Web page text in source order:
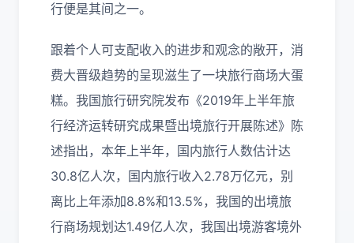
行便是其间之一。
跟着个人可支配收入的进步和观念的敞开，消
费大晋级趋势的呈现滋生了一块旅行商场大蛋
糕。我国旅行研究院发布《2019年上半年旅
行经济运转研究成果暨出境旅行开展陈述》陈
述指出，本年上半年，国内旅行人数估计达
30.8亿人次，国内旅行收入2.78万亿元，别
离比上年添加8.8%和13.5%，我国的出境旅
行商场规划达1.49亿人次，我国出境游客境外